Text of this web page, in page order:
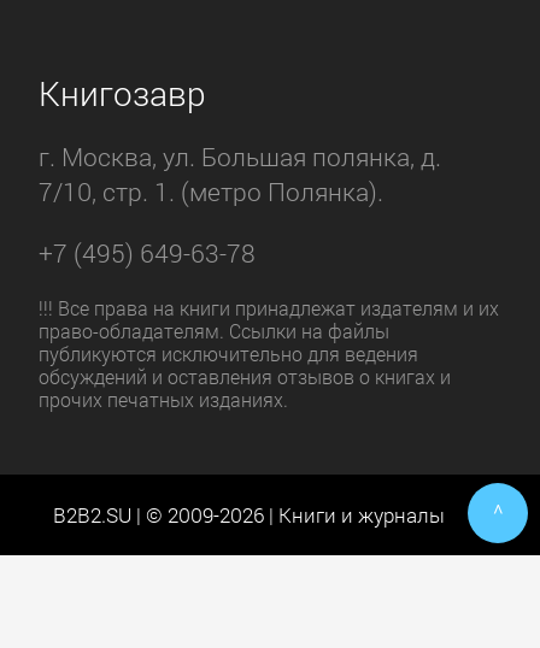
Книгозавр
г. Москва, ул. Большая полянка, д.
7/10, стр. 1. (метро Полянка).
+7 (495) 649-63-78
!!! Все права на книги принадлежат издателям и их
право-обладателям. Ссылки на файлы
публикуются исключительно для ведения
обсуждений и оставления отзывов о книгах и
прочих печатных изданиях.
B2B2.SU | © 2009-2026 | Книги и журналы ^